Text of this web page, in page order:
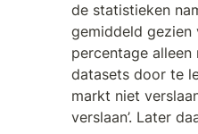
de statistieken
gemiddeld gezien
percentage
datasets door te
markt niet
verslaan’. Later